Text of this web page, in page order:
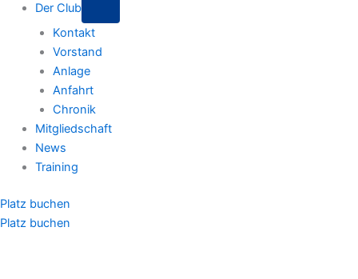
Der Club
Kontakt
Vorstand
Anlage
Anfahrt
Chronik
Mitgliedschaft
News
Training
Platz buchen
Platz buchen